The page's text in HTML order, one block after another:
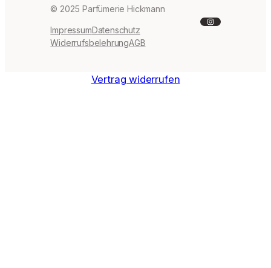
© 2025 Parfümerie Hickmann
ImpressumDatenschutz
WiderrufsbelehrungAGB
Instagram
Vertrag widerrufen